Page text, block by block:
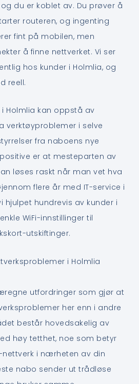
du er koblet av. Du prøver å
routeren, og ingenting
fint på mobilen, men
å finne nettverket. Vi ser
hos kunder i Holmlia, og
reell.
Holmlia kan oppstå av
verktøyproblemer i selve
fra naboens nye
er at mesteparten av
løses raskt når man vet hva
flere år med IT-service i
hjulpet hundrevis av kunder i
WiFi-innstillinger til
utskiftinger.
i Holmlia
utfordringer som gjør at
her enn i andre
består hovedsakelig av
høy tetthet, noe som betyr
nettverk i nærheten av din
nabo sender ut trådløse